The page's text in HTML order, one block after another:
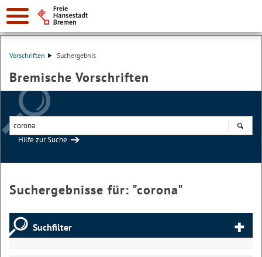
Vorschriften Suchergebnis
Bremische Vorschriften
Hilfe zur Suche
Suchergebnisse für: "corona"
Suchfilter